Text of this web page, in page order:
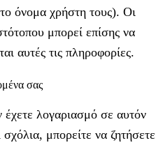
όνομα χρήστη τους). Οι
μπορεί επίσης να
αυτές τις πληροφορίες.
σας
έχετε λογαριασμό σε αυτόν
μπορείτε να ζητήσετε